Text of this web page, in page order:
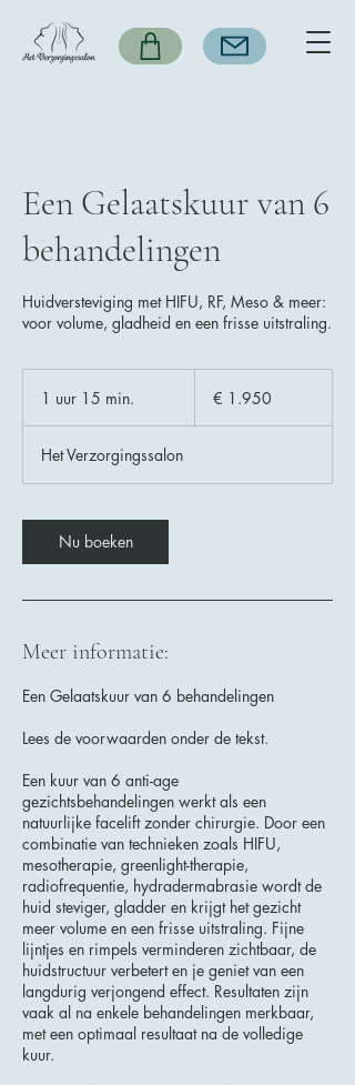
Een Gelaatskuur van 6
behandelingen
Huidversteviging met HIFU, RF, Meso & meer:
voor volume, gladheid en een frisse uitstraling.
1 uur 15 min.
1
5
i
.
€ 1.950
Het Verzorgingssalon
Nu boeken
Meer informatie:
Een Gelaatskuur van 6 behandelingen
Lees de voorwaarden onder de tekst.
Een kuur van 6 anti-age
gezichtsbehandelingen werkt als een
natuurlijke facelift zonder chirurgie. Door een
combinatie van technieken zoals HIFU,
mesotherapie, greenlight-therapie,
radiofrequentie, hydradermabrasie wordt de
huid steviger, gladder en krijgt het gezicht
meer volume en een frisse uitstraling. Fijne
lijntjes en rimpels verminderen zichtbaar, de
huidstructuur verbetert en je geniet van een
langdurig verjongend effect. Resultaten zijn
vaak al na enkele behandelingen merkbaar,
met een optimaal resultaat na de volledige
kuur.